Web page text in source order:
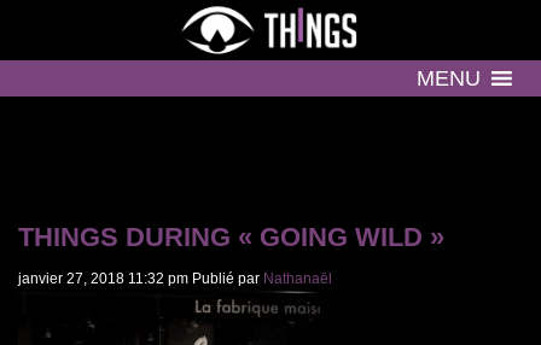
MENU
THINGS DURING « GOING WILD »
janvier 27, 2018 11:32 pm Publié par Nathanaël